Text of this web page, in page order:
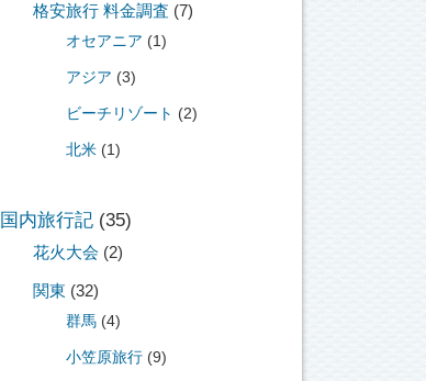
格安旅行 料金調査 (7)
オセアニア (1)
アジア (3)
ビーチリゾート (2)
北米 (1)
国内旅行記 (35)
花火大会 (2)
関東 (32)
群馬 (4)
小笠原旅行 (9)